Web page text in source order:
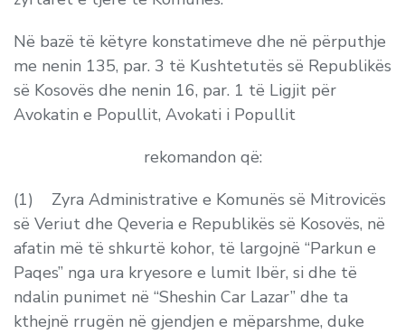
Në bazë të këtyre konstatimeve dhe në përputhje
me nenin 135, par. 3 të Kushtetutës së Republikës
së Kosovës dhe nenin 16, par. 1 të Ligjit për
Avokatin e Popullit, Avokati i Popullit
rekomandon që:
(1) Zyra Administrative e Komunës së Mitrovicës
së Veriut dhe Qeveria e Republikës së Kosovës, në
afatin më të shkurtë kohor, të largojnë “Parkun e
Paqes” nga ura kryesore e lumit Ibër, si dhe të
ndalin punimet në “Sheshin Car Lazar” dhe ta
kthejnë rrugën në gjendjen e mëparshme, duke